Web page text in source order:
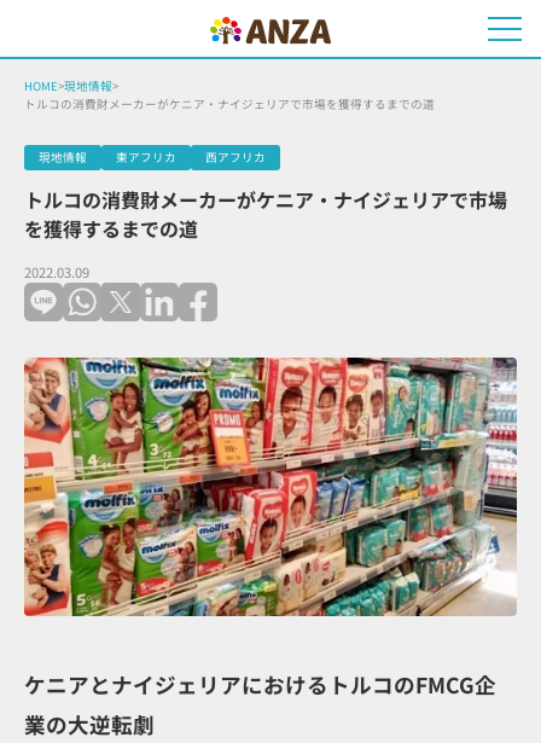
HOME>現地情報>
トルコの消費財メーカーがケニア・ナイジェリアで市場を獲得するまでの道
現地情報 東アフリカ 西アフリカ
トルコの消費財メーカーがケニア・ナイジェリアで市場
を獲得するまでの道
2022.03.09
ケニアとナイジェリアにおけるトルコのFMCG企
業の大逆転劇